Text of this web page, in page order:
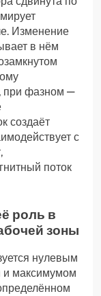
Изменение
в нём
при фазном —
создаёт
с
поток
роль в
зоны
нулевым
и максимумом